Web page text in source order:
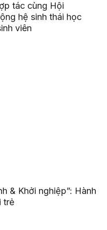
tác cùng Hội
hệ sinh thái học
viên
& Khởi nghiệp”: Hành
trẻ